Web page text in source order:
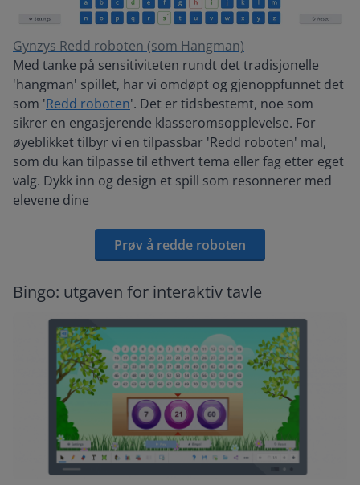
Gynzys Redd roboten (som Hangman)
Med tanke på sensitiviteten rundt det tradisjonelle
'hangman' spillet, har vi omdøpt og gjenoppfunnet det
som 'Redd roboten'. Det er tidsbestemt, noe som
sikrer en engasjerende klasseromsopplevelse. For
øyeblikket tilbyr vi en tilpassbar 'Redd roboten' mal,
som du kan tilpasse til ethvert tema eller fag etter eget
valg. Dykk inn og design et spill som resonnerer med
elevene dine
Prøv å redde roboten
Bingo: utgaven for interaktiv tavle